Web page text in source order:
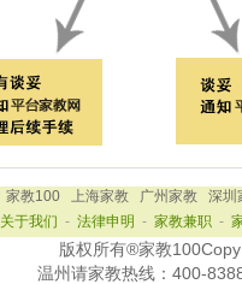
家教100 上海家教 广州家教
深圳
关于我们 - 法律申明 - 家教兼职 -
版权所有®家教
温州请家教热线： 400-